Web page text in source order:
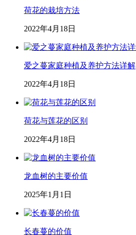
荷花的栽培方法
2022年4月18日
爱之蔓家庭种植及养护方法详解
2022年4月18日
荷花与莲花的区别
2022年4月18日
龙血树的主要价值
2025年1月1日
长春蔓的价值